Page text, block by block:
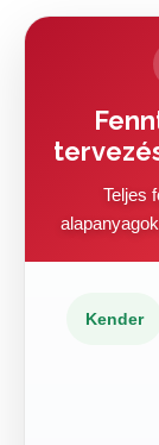
Teljes
Kender